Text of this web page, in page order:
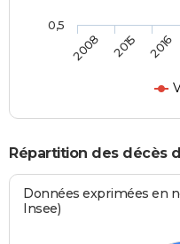
2008 2015 2016
0,5
Répartition des décès
Données exprimées en
Insee)